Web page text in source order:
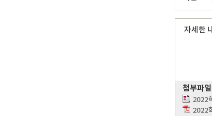
자세한
첨부파일
2022
2022